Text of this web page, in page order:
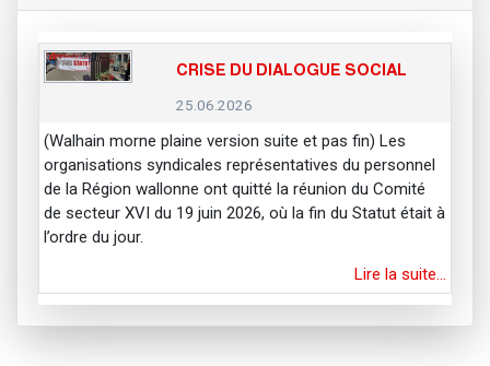
CRISE DU DIALOGUE SOCIAL
25.06.2026
(Walhain morne plaine version suite et pas fin) Les
organisations syndicales représentatives du personnel
de la Région wallonne ont quitté la réunion du Comité
de secteur XVI du 19 juin 2026, où la fin du Statut était à
l’ordre du jour.
Lire la suite…